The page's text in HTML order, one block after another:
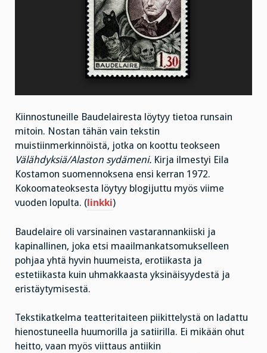
Kiinnostuneille Baudelairesta löytyy tietoa runsain
mitoin. Nostan tähän vain tekstin
muistiinmerkinnöistä, jotka on koottu teokseen
Välähdyksiä/Alaston sydämeni. Kirja ilmestyi Eila
Kostamon suomennoksena ensi kerran 1972.
Kokoomateoksesta löytyy blogijuttu myös viime
vuoden lopulta. (linkki)
Baudelaire oli varsinainen vastarannankiiski ja
kapinallinen, joka etsi maailmankatsomukselleen
pohjaa yhtä hyvin huumeista, erotiikasta ja
estetiikasta kuin uhmakkaasta yksinäisyydestä ja
eristäytymisestä.
Tekstikatkelma teatteritaiteen piikittelystä on ladattu
hienostuneella huumorilla ja satiirilla. Ei mikään ohut
heitto, vaan myös viittaus antiikin